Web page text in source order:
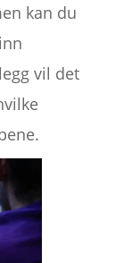
kan du
vil det